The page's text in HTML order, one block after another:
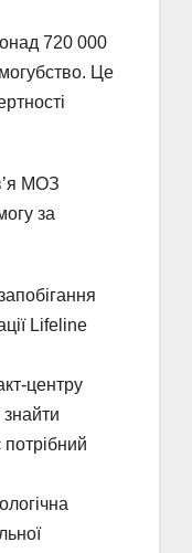
720 000
Це
МОЗ
за
Lifeline
центру